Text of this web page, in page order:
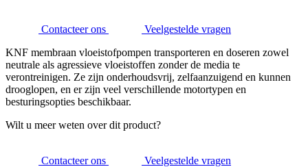
Contacteer ons
Veelgestelde vragen
KNF membraan vloeistofpompen transporteren en doseren zowel
neutrale als agressieve vloeistoffen zonder de media te
verontreinigen. Ze zijn onderhoudsvrij, zelfaanzuigend en kunnen
drooglopen, en er zijn veel verschillende motortypen en
besturingsopties beschikbaar.
Wilt u meer weten over dit product?
Contacteer ons Veelgestelde vragen